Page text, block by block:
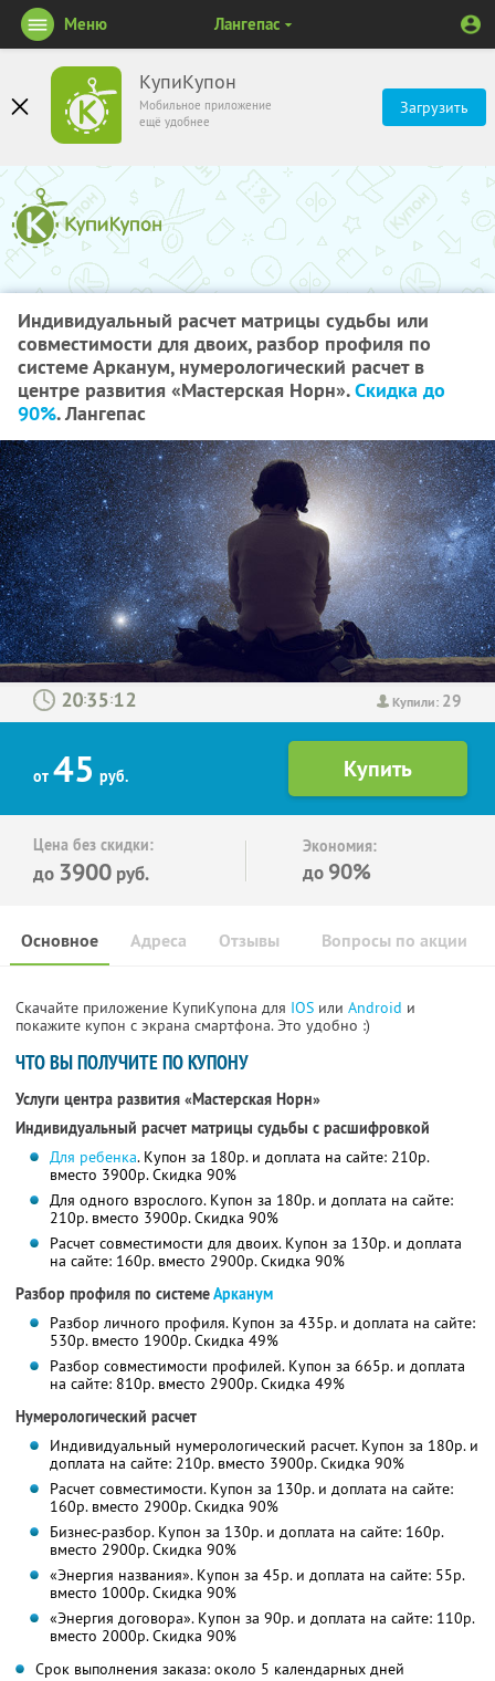
КупиКупон
Мобильное приложение
ещё удобнее
Загрузить
Меню Лангепас
Индивидуальный расчет матрицы судьбы или
совместимости для двоих, разбор профиля по
системе Арканум, нумерологический расчет в
центре развития «Мастерская Норн».Скидка до
90%. Лангепас
Купили: 29
: :
от 45 руб.
Цена без скидки:
до 3900 руб.
Экономия:
до 90%
Основное Отзывы Вопросы по акции
Адреса
Скачайте приложение КупиКупона для IOS или Android и
покажите купон с экрана смартфона. Это удобно :)
ЧТО ВЫ ПОЛУЧИТЕ ПО КУПОНУ
Услуги центра развития «Мастерская Норн»
Индивидуальный расчет матрицы судьбы с расшифровкой
Для ребенка. Купон за 180р. и доплата на сайте: 210р.
вместо 3900р. Скидка 90%
Для одного взрослого. Купон за 180р. и доплата на сайте:
210р. вместо 3900р. Скидка 90%
Расчет совместимости для двоих. Купон за 130р. и доплата
на сайте: 160р. вместо 2900р. Скидка 90%
Разбор профиля по системеАрканум
Разбор личного профиля. Купон за 435р. и доплата на сайте:
530р. вместо 1900р. Скидка 49%
Разбор совместимости профилей. Купон за 665р. и доплата
на сайте: 810р. вместо 2900р. Скидка 49%
Нумерологический расчет
Индивидуальный нумерологический расчет. Купон за 180р. и
доплата на сайте: 210р. вместо 3900р. Скидка 90%
Расчет совместимости. Купон за 130р. и доплата на сайте:
160р. вместо 2900р. Скидка 90%
Бизнес-разбор. Купон за 130р. и доплата на сайте: 160р.
вместо 2900р. Скидка 90%
«Энергия названия». Купон за 45р. и доплата на сайте: 55р.
вместо 1000р. Скидка 90%
«Энергия договора». Купон за 90р. и доплата на сайте: 110р.
вместо 2000р. Скидка 90%
Срок выполнения заказа: около 5 календарных дней